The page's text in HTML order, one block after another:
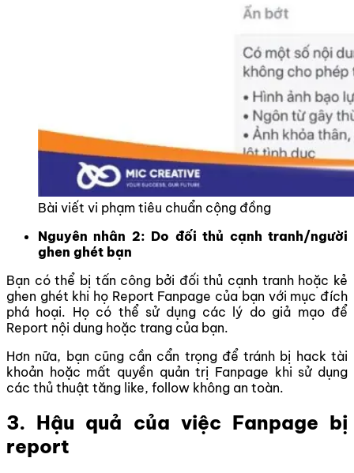
Bài viết vi phạm tiêu chuẩn cộng đồng
Nguyên nhân 2: Do đối thủ cạnh tranh/người
ghen ghét bạn
Bạn có thể bị tấn công bởi đối thủ cạnh tranh hoặc kẻ
ghen ghét khi họ Report Fanpage của bạn với mục đích
phá hoại. Họ có thể sử dụng các lý do giả mạo để
Report nội dung hoặc trang của bạn.
Hơn nữa, bạn cũng cần cẩn trọng để tránh bị hack tài
khoản hoặc mất quyền quản trị Fanpage khi sử dụng
các thủ thuật tăng like, follow không an toàn.
3. Hậu quả của việc Fanpage bị
report